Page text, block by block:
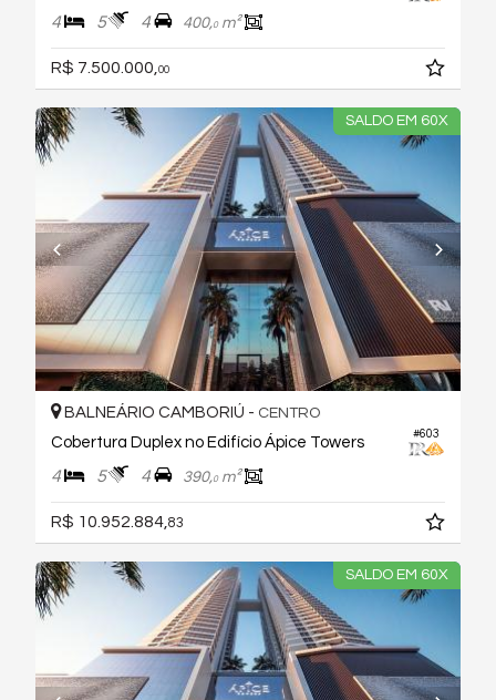
4 5 4 400,0m²
R$ 7.500.000,00
SALDO EM 60X
#603
BALNEÁRIO CAMBORIÚ - CENTRO
Cobertura Duplex no Edifício Ápice Towers
4 5 4 390,0m²
R$ 10.952.884, 83
SALDO EM 60X